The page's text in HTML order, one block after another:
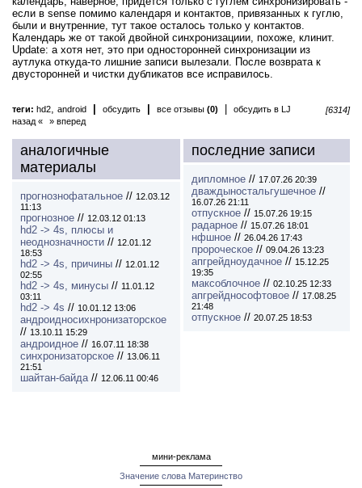
если в sense помимо календаря и контактов, привязанных к гуглю,
были и внутренние, тут такое осталось только у контактов.
Календарь же от такой двойной синхронизациии, похоже, клинит.
Update: а хотя нет, это при односторонней синхронизации из
аутлука откуда-то лишние записи вылезали. После возврата к
двусторонней и чистки дубликатов все исправилось.
теги: hd2, android обсудить все отзывы (0) обсудить в LJ
[6314]
назад «
» вперед
аналогичные
материалы
прогнознофатальное // 12.03.12
11:13
прогнозное // 12.03.12 01:13
hd2 -> 4s, плюсы и
неоднозначности // 12.01.12
18:53
hd2 -> 4s, причины // 12.01.12
02:55
hd2 -> 4s, минусы // 11.01.12
03:11
hd2 -> 4s // 10.01.12 13:06
андроидносихнронизаторское
// 13.10.11 15:29
андроидное // 16.07.11 18:38
синхронизаторское // 13.06.11
21:51
шайтан-байда// 12.06.11 00:46
последние записи
дипломное // 17.07.26 20:39
дваждыностальгушечное //
16.07.26 21:11
отпускное // 15.07.26 19:15
радарное // 15.07.26 18:01
нфшное // 26.04.26 17:43
пророческое // 09.04.26 13:23
апгрейдноудачное // 15.12.25
19:35
максоблочное // 02.10.25 12:33
апгрейднософтовое // 17.08.25
21:48
отпускное // 20.07.25 18:53
мини-реклама
Значение слова Материнство